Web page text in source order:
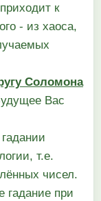
к
- из хаоса,
Соломона
Вас
т.е.
чисел.
гадание при